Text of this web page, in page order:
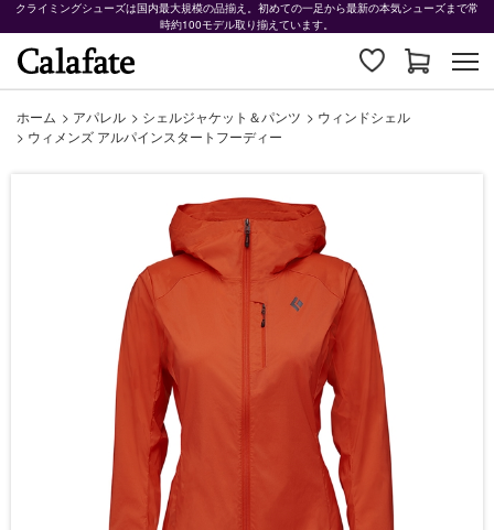
クライミングシューズは国内最大規模の品揃え。初めての一足から最新の本気シューズまで常
時約100モデル取り揃えています。
ホーム > アパレル > シェルジャケット＆パンツ > ウィンドシェル
> ウィメンズ アルパインスタートフーディー